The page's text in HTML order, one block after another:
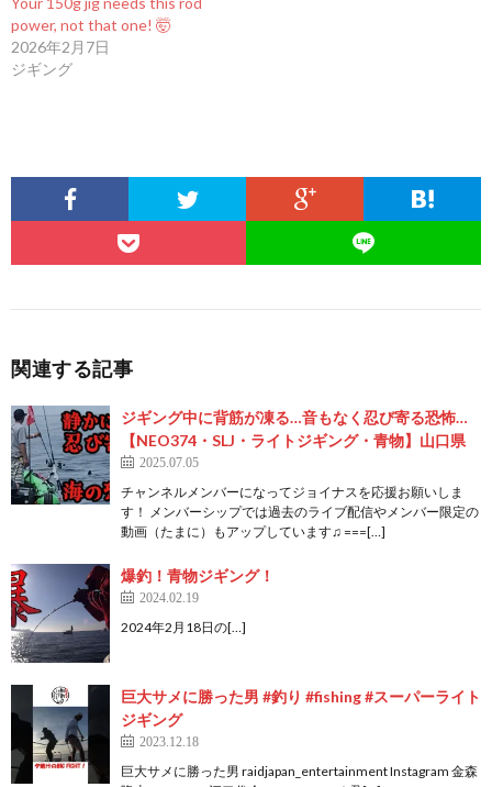
power, not that one! 🤯
2026年2月7日
ジギング
関連する記事
ジギング中に背筋が凍る…音もなく忍び寄る恐怖…
【NEO374・SLJ・ライトジギング・青物】山口県
2025.07.05
チャンネルメンバーになってジョイナスを応援お願いしま
す！ メンバーシップでは過去のライブ配信やメンバー限定の
動画（たまに）もアップしています♫ ===[…]
爆釣！青物ジギング！
2024.02.19
2024年2月18日の[…]
巨大サメに勝った男 #釣り #fishing #スーパーライト
ジギング
2023.12.18
巨大サメに勝った男 raidjapan_entertainment Instagram 金森